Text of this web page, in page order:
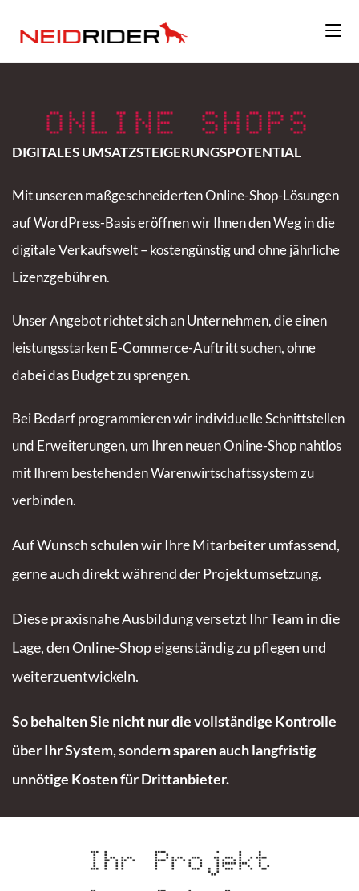
ONLINE SHOPS
DIGITALES UMSATZSTEIGERUNGSPOTENTIAL
Mit unseren maßgeschneiderten Online-Shop-Lösungen
auf WordPress-Basis eröffnen wir Ihnen den Weg in die
digitale Verkaufswelt – kostengünstig und ohne jährliche
Lizenzgebühren.
Unser Angebot richtet sich an Unternehmen, die einen
leistungsstarken E-Commerce-Auftritt suchen, ohne
dabei das Budget zu sprengen.
Bei Bedarf programmieren wir individuelle Schnittstellen
und Erweiterungen, um Ihren neuen Online-Shop nahtlos
mit Ihrem bestehenden Warenwirtschaftssystem zu
verbinden.
Auf Wunsch schulen wir Ihre Mitarbeiter umfassend,
gerne auch direkt während der Projektumsetzung.
Diese praxisnahe Ausbildung versetzt Ihr Team in die
Lage, den Online-Shop eigenständig zu pflegen und
weiterzuentwickeln.
So behalten Sie nicht nur die vollständige Kontrolle
über Ihr System, sondern sparen auch langfristig
unnötige Kosten für Drittanbieter.
Ihr Projekt